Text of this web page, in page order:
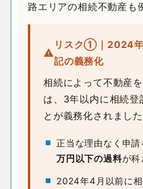
路エリアの相続不動産も
リスク①｜2024
記の義務化
相続によって不動産
は、3年以内に相続登
とが義務化されました
正当な理由なく申請
万円以下の過料が科
2024年4月以前に